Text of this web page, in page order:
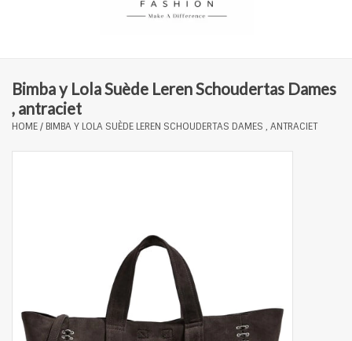
Merken
Bimba y Lola Suède Leren Schoudertas Dames
, antraciet
HOME/ BIMBA Y LOLA SUÈDE LEREN SCHOUDERTAS DAMES , ANTRACIET